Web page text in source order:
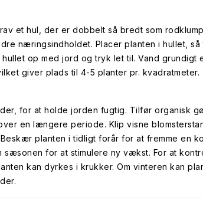
et hul, der er dobbelt så bredt som
næringsindholdet. Placer planten i hullet,
op med jord og tryk let til. Vand grundigt
giver plads til 4-5 planter pr. kvadratmeter.
for at holde jorden fugtig. Tilfør organisk
en længere periode. Klip visne
planten i tidligt forår for at fremme en
for at stimulere ny vækst. For at
kan dyrkes i krukker. Om vinteren kan